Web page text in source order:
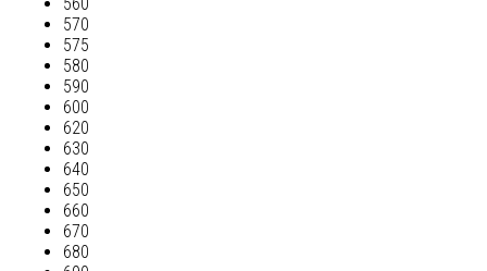
560
570
575
580
590
600
620
630
640
650
660
670
680